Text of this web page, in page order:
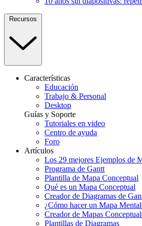
Recursos
Características
Educación
Trabajo & Personal
Desktop
Guías y Soporte
Tutoriales en video
Centro de ayuda
Foro
Artículos
Los 29 mejores Ejemplos de
Programa de Gantt
Plantilla de Mapa Conceptual
Qué es un Mapa Conceptual
Creador de Diagramas de
¿Cómo hacer un Mapa
Creador de Mapas
Plantillas de Diagramas